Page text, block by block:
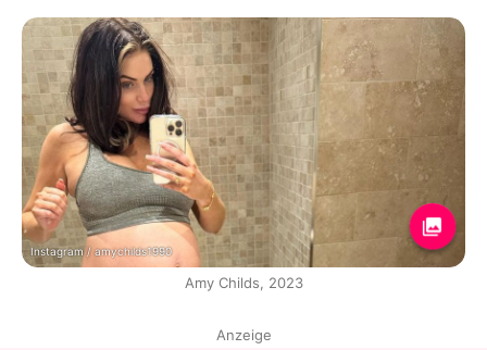
Instagram / amychilds1990
Amy Childs, 2023
Anzeige